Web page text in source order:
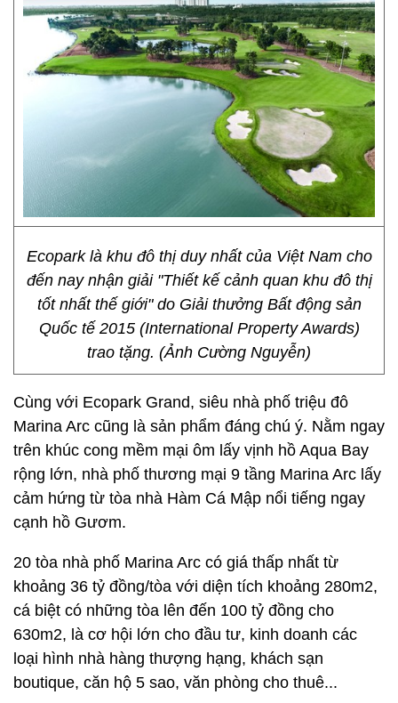
Ecopark là khu đô thị duy nhất của Việt Nam cho
đến nay nhận giải "Thiết kế cảnh quan khu đô thị
tốt nhất thế giới" do Giải thưởng Bất động sản
Quốc tế 2015 (International Property Awards)
trao tặng. (Ảnh Cường Nguyễn)
Cùng với Ecopark Grand, siêu nhà phố triệu đô
Marina Arc cũng là sản phẩm đáng chú ý. Nằm ngay
trên khúc cong mềm mại ôm lấy vịnh hồ Aqua Bay
rộng lớn, nhà phố thương mại 9 tầng Marina Arc lấy
cảm hứng từ tòa nhà Hàm Cá Mập nổi tiếng ngay
cạnh hồ Gươm.
20 tòa nhà phố Marina Arc có giá thấp nhất từ
khoảng 36 tỷ đồng/tòa với diện tích khoảng 280m2,
cá biệt có những tòa lên đến 100 tỷ đồng cho
630m2, là cơ hội lớn cho đầu tư, kinh doanh các
loại hình nhà hàng thượng hạng, khách sạn
boutique, căn hộ 5 sao, văn phòng cho thuê...